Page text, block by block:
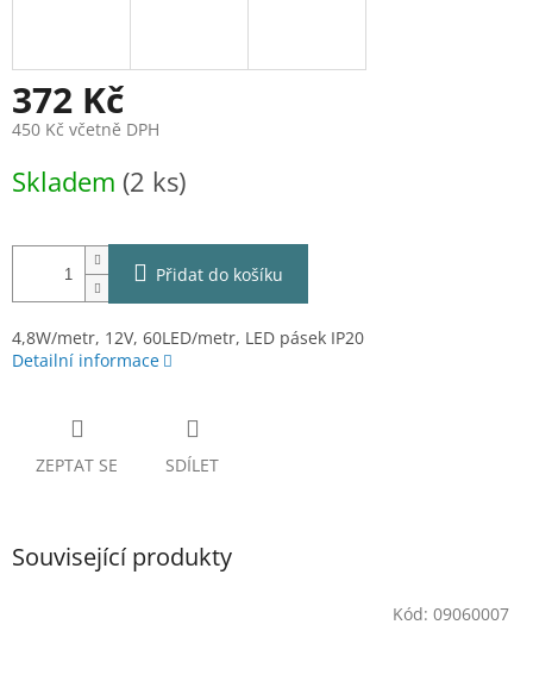
372 Kč
450 Kč včetně DPH
cena:
Skladem (2 ks)
Přidat do košíku
4,8W/metr, 12V, 60LED/metr, LED pásek IP20
Detailní informace
ZEPTAT SE SDÍLET
Související produkty
Kód: 09060007